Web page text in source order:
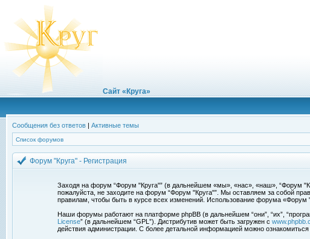
Сайт «Круга»
Сообщения без ответов | Активные темы
Список форумов
Форум "Круга" - Регистрация
Заходя на форум “Форум "Круга"” (в дальнейшем «мы», «нас», «наш», “Форум
пожалуйста, не заходите на форум “Форум "Круга"”. Мы оставляем за собой
правилам, чтобы быть в курсе всех изменений. Использование форума «Форум
Наши форумы работают на платформе phpBB (в дальнейшем “они”, “их”,
License” (в дальнейшем “GPL”). Дистрибутив может быть загружен с
действия администрации. С более детальной информацией можно ознакомиться